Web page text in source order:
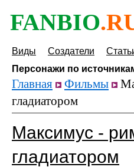
FANBIO
Виды Создатели
Персонажи по
Главная Фильмы
гладиатором
Максимус -
гладиатором